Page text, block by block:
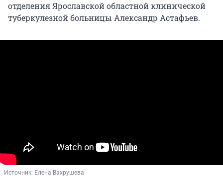
отделения Ярославской областной клинической
туберкулезной больницы Александр Астафьев.
Источник: Елена Вахрушева